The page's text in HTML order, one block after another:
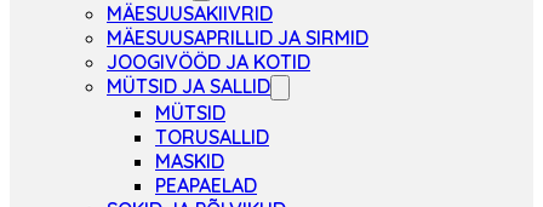
MÄESUUSAKIIVRID
MÄESUUSAPRILLID JA SIRMID
JOOGIVÖÖD JA KOTID
MÜTSID JA SALLID
MÜTSID
TORUSALLID
MASKID
PEAPAELAD